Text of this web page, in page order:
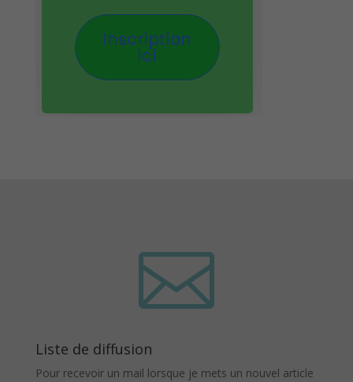

Liste de diffusion
Pour recevoir un mail lorsque je mets un nouvel article